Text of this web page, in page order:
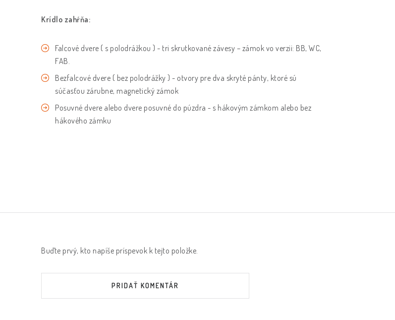
Krídlo zahŕňa:
Falcové dvere ( s polodrážkou ) - tri skrutkované závesy – zámok vo verzii: BB, WC,
FAB.
Bezfalcové dvere ( bez polodrážky ) - otvory pre dva skryté pánty, ktoré sú
súčasťou zárubne, magnetický zámok
Posuvné dvere alebo dvere posuvné do púzdra - s hákovým zámkom alebo bez
hákového zámku
Buďte prvý, kto napíše príspevok k tejto položke.
PRIDAŤ KOMENTÁR